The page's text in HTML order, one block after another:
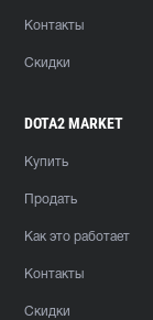
Контакты
Скидки
DOTA2 MARKET
Купить
Продать
Как это работает
Контакты
Скидки